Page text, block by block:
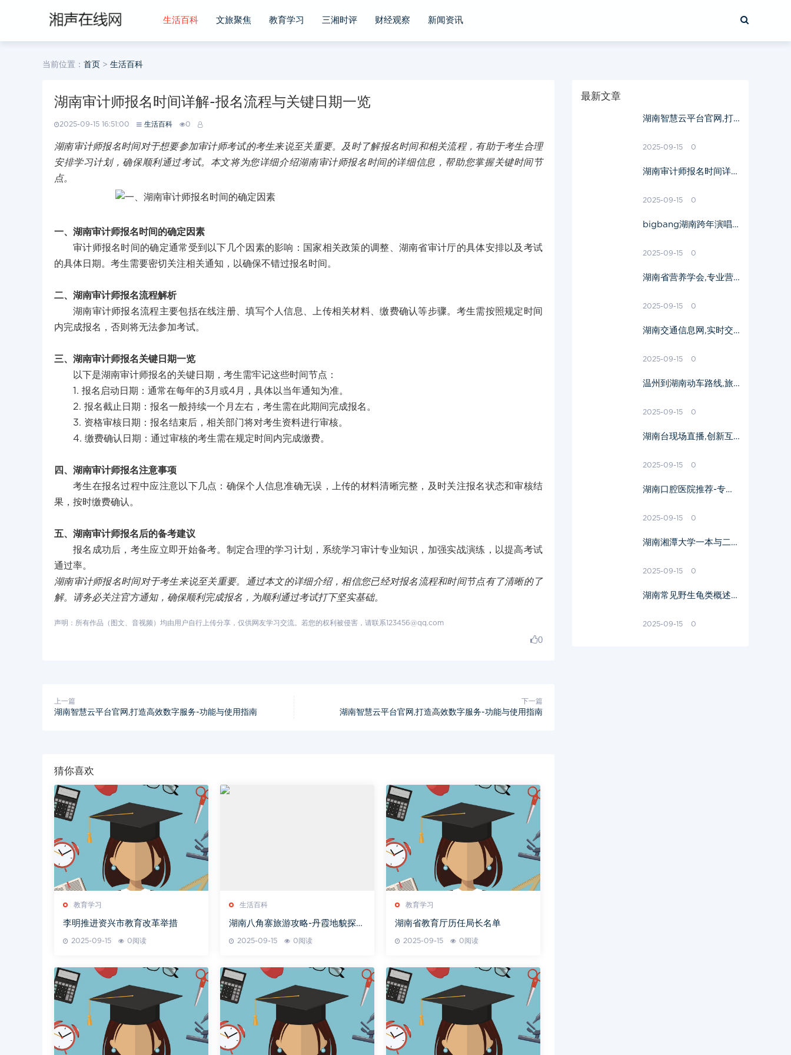
生活百科 文旅聚焦 教育学习 三湘时评 财经观察 新闻资讯
当前位置： 首页 > 生活百科
湖南审计师报名时间详解-报名流程与关键日期一览
2025-09-15 16:51:00 生活百科 0
湖南审计师报名时间对于想要参加审计师考试的考生来说至关重要。及时了解报名时间和相关流程，有助于考生合理
安排学习计划，确保顺利通过考试。本文将为您详细介绍湖南审计师报名时间的详细信息，帮助您掌握关键时间节
点。
一、湖南审计师报名时间的确定因素
审计师报名时间的确定通常受到以下几个因素的影响：国家相关政策的调整、湖南省审计厅的具体安排以及考试
的具体日期。考生需要密切关注相关通知，以确保不错过报名时间。
二、湖南审计师报名流程解析
湖南审计师报名流程主要包括在线注册、填写个人信息、上传相关材料、缴费确认等步骤。考生需按照规定时间
内完成报名，否则将无法参加考试。
三、湖南审计师报名关键日期一览
以下是湖南审计师报名的关键日期，考生需牢记这些时间节点：
1. 报名启动日期：通常在每年的3月或4月，具体以当年通知为准。
2. 报名截止日期：报名一般持续一个月左右，考生需在此期间完成报名。
3. 资格审核日期：报名结束后，相关部门将对考生资料进行审核。
4. 缴费确认日期：通过审核的考生需在规定时间内完成缴费。
四、湖南审计师报名注意事项
考生在报名过程中应注意以下几点：确保个人信息准确无误，上传的材料清晰完整，及时关注报名状态和审核结
果，按时缴费确认。
五、湖南审计师报名后的备考建议
报名成功后，考生应立即开始备考。制定合理的学习计划，系统学习审计专业知识，加强实战演练，以提高考试
通过率。
湖南审计师报名时间对于考生来说至关重要。通过本文的详细介绍，相信您已经对报名流程和时间节点有了清晰的了
解。请务必关注官方通知，确保顺利完成报名，为顺利通过考试打下坚实基础。
声明：所有作品（图文、音视频）均由用户自行上传分享，仅供网友学习交流。若您的权利被侵害，请联系123456@qq.com
0
上一篇
湖南智慧云平台官网,打造高效数字服务-功能与使用指南
下一篇
湖南智慧云平台官网,打造高效数字服务-功能与使用指南
猜你喜欢
教育学习
李明推进资兴市教育改革举措
2025-09-15 0阅读
生活百科
湖南八角寨旅游攻略-丹霞地貌探索
2025-09-15 0阅读
教育学习
湖南省教育厅历任局长名单
2025-09-15 0阅读
最新文章
湖南智慧云平台官网,打
使用指南
2025-09-15 0
湖南审计师报名时间详
一览
2025-09-15 0
bigbang湖南跨年演唱
音乐盛宴
2025-09-15 0
湖南省营养学会,专业营
析
2025-09-15 0
湖南交通信息网,实时交
2025-09-15 0
温州到湖南动车路线,旅
指南
2025-09-15 0
湖南台现场直播,创新互
解析
2025-09-15 0
湖南口腔医院推荐-专业
2025-09-15 0
湖南湘潭大学一本与二本
情况详解
2025-09-15 0
湖南常见野生龟类概述-
种
2025-09-15 0